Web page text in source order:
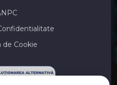
Sat Nord
Mare
de Cookie